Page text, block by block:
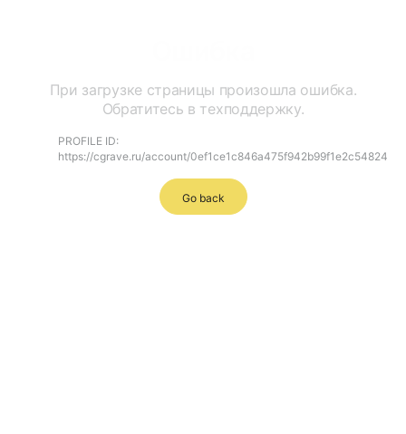
При загрузке страницы произошла ошибка.
Обратитесь в техподдержку.
PROFILE ID:
https://cgrave.ru/account/0ef1ce1c846a475f942b99f1e2c54824
Go back